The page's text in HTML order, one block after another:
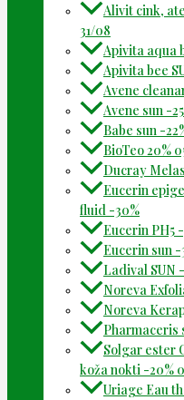
Alivit cink,
31/08
Apivita aqua
Apivita bee
Avene
Avene sun -
Babe sun -
BioTeo 20%
Ducray
Eucerin
fluid -30%
Eucerin PH5
Eucerin sun
Ladival SUN
Noreva
Noreva
Pharmaceris
Solgar ester
koža nokti -20%
Uriage Eau